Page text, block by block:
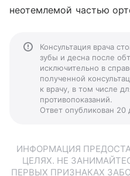
неотемлемой частью
Консультация врача
зубы и десна после
исключительно в
полученной
к врачу, в том числе
противопоказаний.
Ответ опубликован 20
ИНФОРМАЦИЯ
ЦЕЛЯХ. НЕ
ПЕРВЫХ ПРИЗНАКАХ